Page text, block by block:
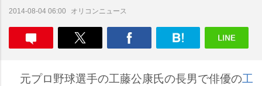
2014-08-04 06:00 オリコンニュース
元プロ野球選手の工藤公康氏の長男で俳優の工